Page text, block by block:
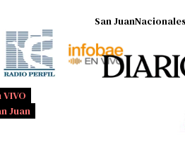
Juan
San JuanNacionales